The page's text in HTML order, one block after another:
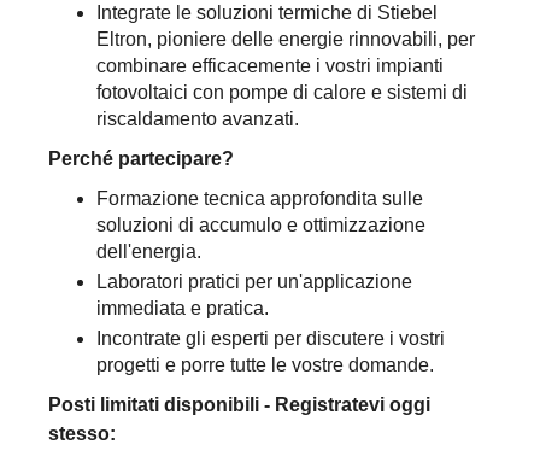
Integrate le soluzioni termiche di Stiebel
Eltron, pioniere delle energie rinnovabili, per
combinare efficacemente i vostri impianti
fotovoltaici con pompe di calore e sistemi di
riscaldamento avanzati.
Perché partecipare?
Formazione tecnica approfondita sulle
soluzioni di accumulo e ottimizzazione
dell'energia.
Laboratori pratici per un'applicazione
immediata e pratica.
Incontrate gli esperti per discutere i vostri
progetti e porre tutte le vostre domande.
Posti limitati disponibili - Registratevi oggi
stesso: